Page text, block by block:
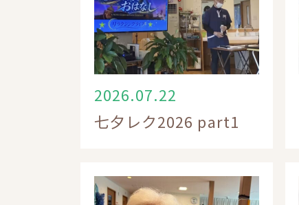
2026.07.22
七夕レク2026 part1